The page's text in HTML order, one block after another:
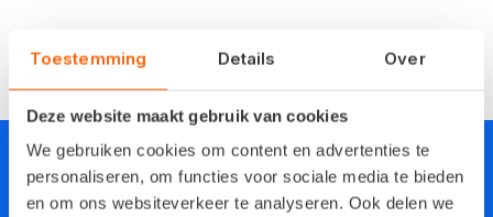
Toestemming Details Over
Deze website maakt gebruik van cookies
We gebruiken cookies om content en advertenties te
personaliseren, om functies voor sociale media te bieden
en om ons websiteverkeer te analyseren. Ook delen we